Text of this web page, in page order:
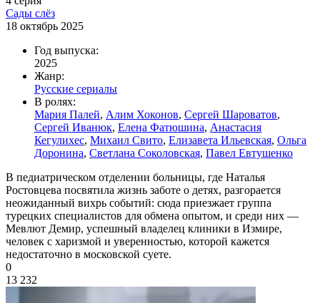
Сады слёз
18 октябрь 2025
Год выпуска:
2025
Жанр:
Русские сериалы
В ролях:
Мария Палей, Алим Хоконов, Сергей Шароватов,
Сергей Иванюк, Елена Фатюшина, Анастасия
Кегулихес, Михаил Свито, Елизавета Ильевская, Ольга
Доронина, Светлана Соколовская, Павел Евтушенко
В педиатрическом отделении больницы, где Наталья
Ростовцева посвятила жизнь заботе о детях, разгорается
неожиданный вихрь событий: сюда приезжает группа
турецких специалистов для обмена опытом, и среди них —
Мевлют Демир, успешный владелец клиники в Измире,
человек с харизмой и уверенностью, которой кажется
недостаточно в московской суете.
0
13 232